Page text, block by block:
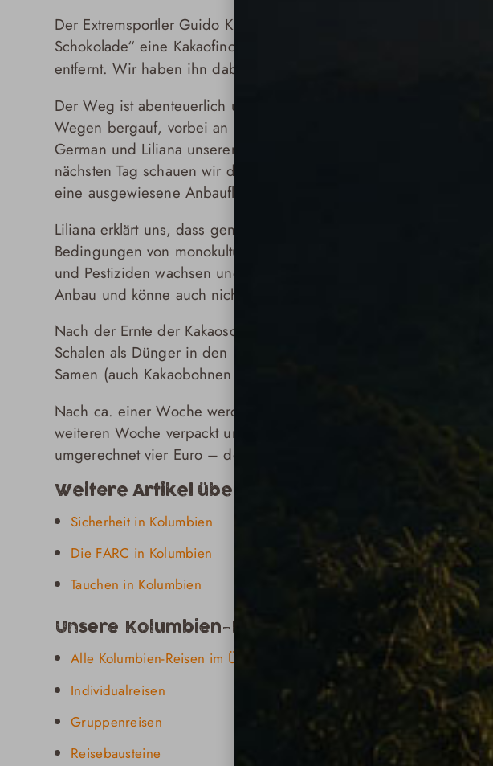
Der Extremsportler Guido Kunze besuchte im Rahmen seines
Schokolade“ eine Kakaofinca in Nilo im Bundesland
entfernt. Wir haben ihn dabei begleitet und uns die Finca San Luis
Der Weg ist abenteuerlich und zugleich wunderschön: Von Nilo
Wegen bergauf, vorbei an Dschungellandschaften, Flussläufen
German und Liliana unseren Gastgebern und Eigentümern der 90
nächsten Tag schauen wir die Umgebung genauer an, die
eine ausgewiesene Anbaufläche ist kaum zu erkennen.
Liliana erklärt uns, dass genau dies eines der Geheimnisse der
Bedingungen von monokulturellem Anbau würde die Pflanze nur
und Pestiziden wachsen und das entspräche schliesslich nicht
Anbau und könne auch nicht die angestrebte Qualität
Nach der Ernte der Kakaoschoten, werden diese noch vor Ort
Schalen als Dünger in den Plantagen unter die Bäume verteilt. Die
Samen (auch Kakaobohnen genannt), werden in Eimern zur
Nach ca. einer Woche werden die fermentierten Kakaobohnen
weiteren Woche verpackt und verkauft werden. Für ein Kilo Kakao
umgerechnet vier Euro – definitiv kein hoher Preis wenn man den
Weitere Artikel über Kolumbien aus unserem
Sicherheit in Kolumbien
Die FARC in Kolumbien
Tauchen in Kolumbien
Unsere Kolumbien-Reisen
Alle Kolumbien-Reisen im Überblick
Individualreisen
Gruppenreisen
Reisebausteine